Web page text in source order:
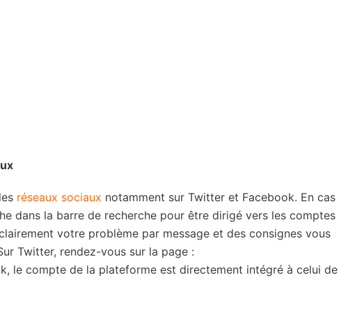
réseaux sociaux notamment sur Twitter et Facebook. En cas
dans la barre de recherche pour être dirigé vers les comptes
votre problème par message et des consignes vous
Twitter, rendez-vous sur la page :
le compte de la plateforme est directement intégré à celui de